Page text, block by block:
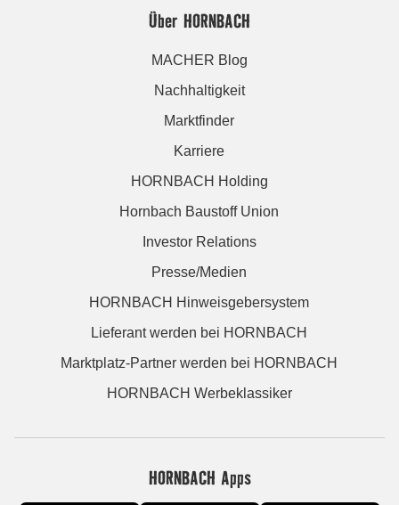
Über HORNBACH
MACHER Blog
Nachhaltigkeit
Marktfinder
Karriere
HORNBACH Holding
Hornbach Baustoff Union
Investor Relations
Presse/Medien
HORNBACH Hinweisgebersystem
Lieferant werden bei HORNBACH
Marktplatz-Partner werden bei HORNBACH
HORNBACH Werbeklassiker
HORNBACH Apps